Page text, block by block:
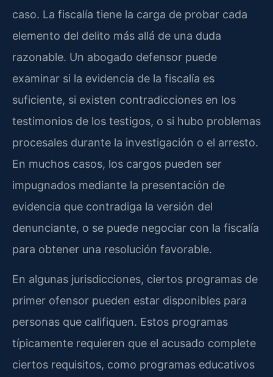
caso. La fiscalía tiene la carga de probar cada
elemento del delito más allá de una duda
razonable. Un abogado defensor puede
examinar si la evidencia de la fiscalía es
suficiente, si existen contradicciones en los
testimonios de los testigos, o si hubo problemas
procesales durante la investigación o el arresto.
En muchos casos, los cargos pueden ser
impugnados mediante la presentación de
evidencia que contradiga la versión del
denunciante, o se puede negociar con la fiscalía
para obtener una resolución favorable.
En algunas jurisdicciones, ciertos programas de
primer ofensor pueden estar disponibles para
personas que califiquen. Estos programas
típicamente requieren que el acusado complete
ciertos requisitos, como programas educativos